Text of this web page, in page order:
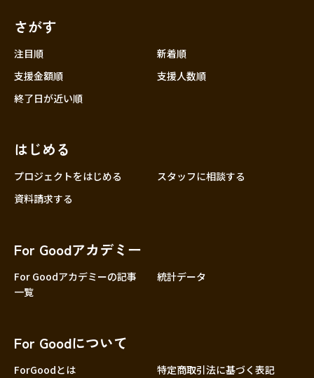
さがす
注目順
新着順
支援金額順
支援人数順
終了日が近い順
はじめる
プロジェクトをはじめる
スタッフに相談する
資料請求する
For Goodアカデミー
For Goodアカデミーの記事
一覧
統計データ
For Goodについて
ForGoodとは
特定商取引法に基づく表記